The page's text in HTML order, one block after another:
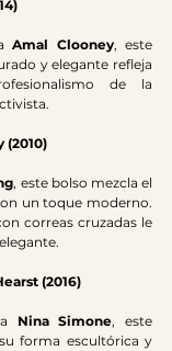
Amal Clooney, este
y elegante refleja
de la
(2010)
, este bolso mezcla el
un toque moderno.
correas cruzadas le
(2016)
Nina Simone, este
forma escultórica y